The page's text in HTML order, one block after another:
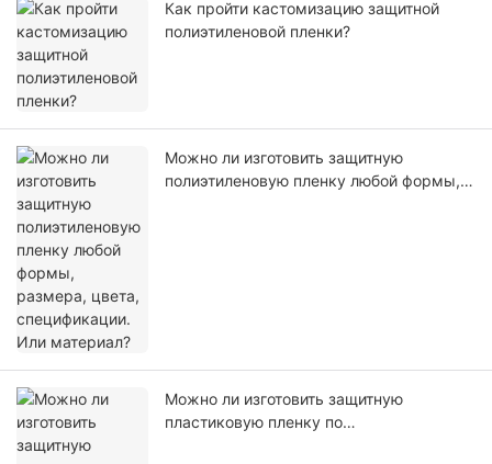
Как пройти кастомизацию защитной
полиэтиленовой пленки?
Можно ли изготовить защитную
полиэтиленовую пленку любой формы,
Можно ли изготовить защитную
пластиковую пленку по